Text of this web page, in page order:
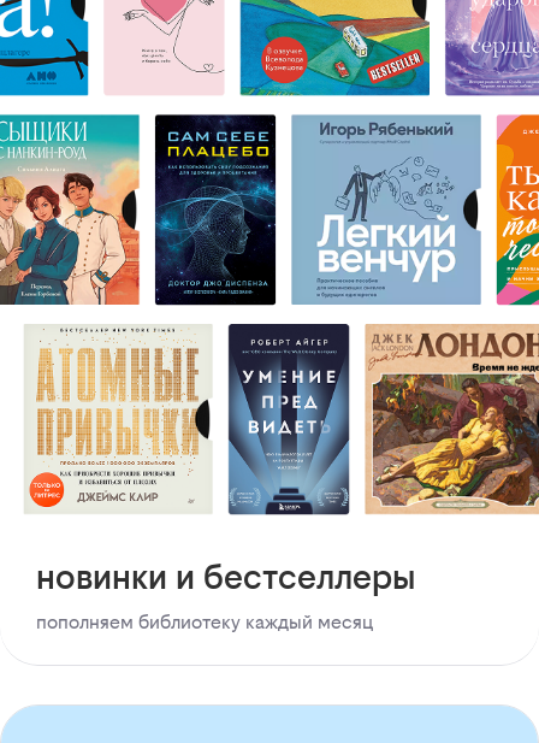
новинки и бестселлеры
пополняем библиотеку каждый месяц